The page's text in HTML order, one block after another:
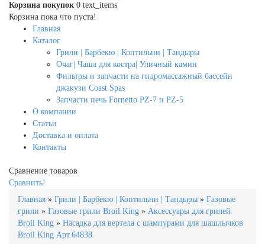
Корзина покупок 0 text_items
Корзина пока что пуста!
Главная
Каталог
Грили | Барбекю | Коптильни | Тандыры
Очаг| Чаша для костра| Уличный камин
Фильтры и запчасти на гидромассажный бассейн
джакузи Coast Spas
Запчасти печь Fornetto PZ-7 и PZ-5
О компании
Статьи
Доставка и оплата
Контакты
Сравнение товаров
Сравнить!
Главная » Грили | Барбекю | Коптильни | Тандыры » Газовые
грили » Газовые грили Broil King » Аксессуары для грилей
Broil King » Насадка для вертела с шампурами для шашлычков
Broil King Арт.64838